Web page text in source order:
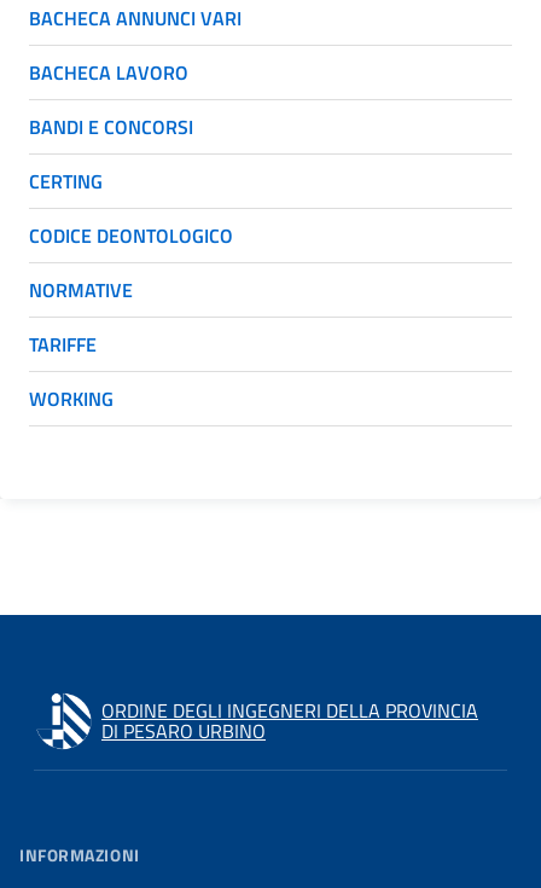
BACHECA ANNUNCI VARI
BACHECA LAVORO
BANDI E CONCORSI
CERTING
CODICE DEONTOLOGICO
NORMATIVE
TARIFFE
WORKING
ORDINE DEGLI INGEGNERI DELLA PROVINCIA
DI PESARO URBINO
INFORMAZIONI